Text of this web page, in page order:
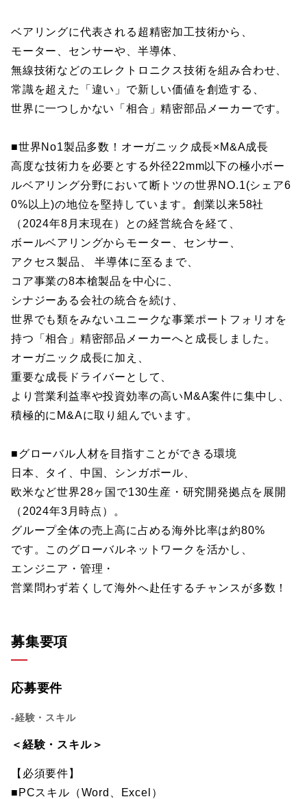
ベアリングに代表される超精密加工技術から、
モーター、センサーや、半導体、
無線技術などのエレクトロニクス技術を組み合わせ、
常識を超えた「違い」で新しい価値を創造する、
世界に一つしかない「相合」精密部品メーカーです。
■世界No1製品多数！オーガニック成長×M&A成長
高度な技術力を必要とする外径22mm以下の極小ボー
ルベアリング分野において断トツの世界NO.1(シェア6
0%以上)の地位を堅持しています。創業以来58社
（2024年8月末現在）との経営統合を経て、
ボールベアリングからモーター、センサー、
アクセス製品、 半導体に至るまで、
コア事業の8本槍製品を中心に、
シナジーある会社の統合を続け、
世界でも類をみないユニークな事業ポートフォリオを
持つ「相合」精密部品メーカーへと成長しました。
オーガニック成長に加え、
重要な成長ドライバーとして、
より営業利益率や投資効率の高いM&A案件に集中し、
積極的にM&Aに取り組んでいます。
■グローバル人材を目指すことができる環境
日本、タイ、中国、シンガポール、
欧米など世界28ヶ国で130生産・研究開発拠点を展開
（2024年3月時点）。
グループ全体の売上高に占める海外比率は約80%
です。このグローバルネットワークを活かし、
エンジニア・管理・
営業問わず若くして海外へ赴任するチャンスが多数！
募集要項
応募要件
-経験・スキル
＜経験・スキル＞
【必須要件】
■PCスキル（Word、Excel）